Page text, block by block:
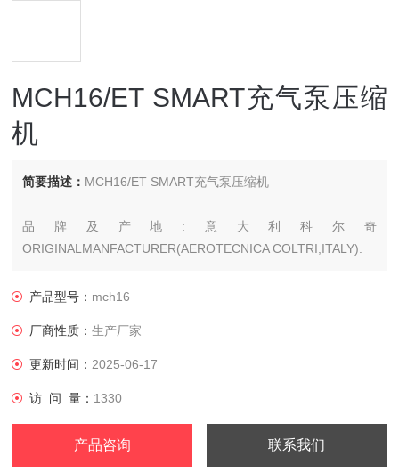
MCH16/ET SMART充气泵压缩
机
简要描述： MCH16/ET SMART充气泵压缩机
品牌及产地:意大利科尔奇
ORIGINALMANFACTURER(AEROTECNICA COLTRI,ITALY).
压缩机排量:315升/分钟ICHARGING RATE)(31SLAMIN)
润滑油及加油量:ST755 &1.6L13R1ANPa
产品型号： mch16
厂商性质：生产厂家
更新时间： 2025-06-17
访 问 量： 1330
产品咨询 联系我们